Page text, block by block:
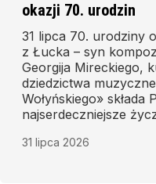
okazji 70. urodzin
31 lipca 70. urodziny
z Łucka – syn
Georgija Mireckiego,
dziedzictwa
Wołyńskiego»
najserdeczniejsze
31 lipca 2026